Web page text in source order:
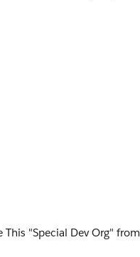
"Special Dev Org" from